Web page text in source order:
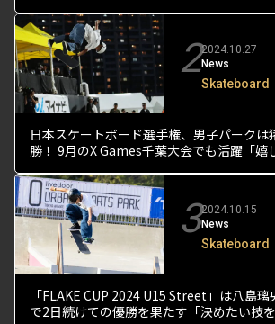
22024.10.27
News
Skateboard
日本スケートボード選手権、男子パークは
勝！ 9月のX Games千葉大会でも活躍「嬉
32024.10.15
News
Skateboard
「FLAKE CUP 2024 U15 Street」は八島
で2日続けての優勝を果たす「決めたい技を